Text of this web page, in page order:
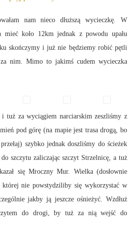
nam nieco dłuższą wycieczkę. W
mieć koło 12km jednak z powodu upału
skończymy i już nie będziemy robić pętli
nim. Mimo to jakimś cudem wycieczka
tuż za wyciągiem narciarskim zeszliśmy z
pod górę (na mapie jest trasa drogą, bo
szybko jednak doszliśmy do ścieżek
szczytu zaliczając szczyt Strzelnicę, a tuż
się Mroczny Mur. Wielka (dosłownie
nie powstydziliby się wykorzystać w
jakby ją jeszcze ośnieżyć. Wzdłuż
do drogi, by tuż za nią wejść do